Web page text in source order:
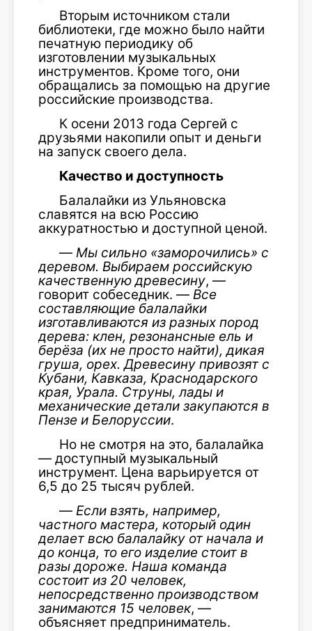
Вторым источником стали
библиотеки, где можно было найти
печатную периодику об
изготовлении музыкальных
инструментов. Кроме того, они
обращались за помощью на другие
российские производства.
К осени 2013 года Сергей с
друзьями накопили опыт и деньги
на запуск своего дела.
Качество и доступность
Балалайки из Ульяновска
славятся на всю Россию
аккуратностью и доступной ценой.
— Мы сильно «заморочились» с
деревом. Выбираем российскую
качественную древесину, —
говорит собеседник. — Все
составляющие балалайки
изготавливаются из разных пород
дерева: клен, резонансные ель и
берёза (их не просто найти), дикая
груша, орех. Древесину привозят с
Кубани, Кавказа, Краснодарского
края, Урала. Струны, лады и
механические детали закупаются в
Пензе и Белоруссии.
Но не смотря на это, балалайка
— доступный музыкальный
инструмент. Цена варьируется от
6,5 до 25 тысяч рублей.
— Если взять, например,
частного мастера, который один
делает всю балалайку от начала и
до конца, то его изделие стоит в
разы дороже. Наша команда
состоит из 20 человек,
непосредственно производством
занимаются 15 человек, —
объясняет предприниматель.